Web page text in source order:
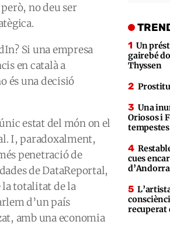
no deu ser
Si una empresa
en català a
és una decisió
estat del món on el
I, paradoxalment,
penetració de
de DataReportal,
la totalitat de la
d’un país
amb una economia
Un
gairebé
Thyssen
Una
Oriosos i
tempestes
cues
d’Andorra
recuperat